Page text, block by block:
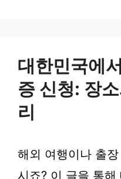
대한민국에
증 신청: 장
리
해외 여행이나 출
시죠? 이 글을 통해